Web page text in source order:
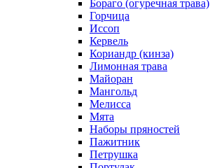
Бораго (огуречная трава)
Горчица
Иссоп
Кервель
Кориандр (кинза)
Лимонная трава
Майоран
Мангольд
Мелисса
Мята
Наборы пряностей
Пажитник
Петрушка